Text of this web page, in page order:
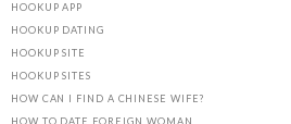
HOOKUP APP
HOOKUP DATING
HOOKUP SITE
HOOKUP SITES
HOW CAN I FIND A CHINESE WIFE?